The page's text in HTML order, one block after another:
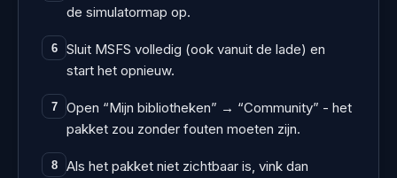
de simulatormap op.
6
Sluit MSFS volledig (ook vanuit de lade) en
start het opnieuw.
7
Open “Mijn bibliotheken” → “Community” - het
pakket zou zonder fouten moeten zijn.
8
Als het pakket niet zichtbaar is, vink dan